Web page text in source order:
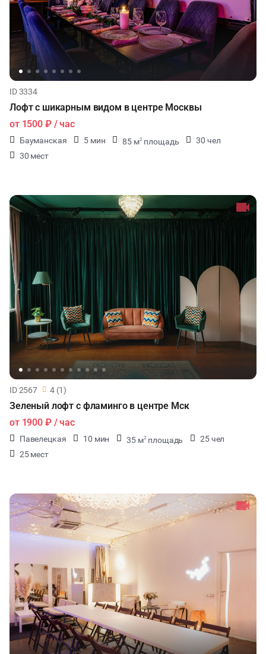
ID 3334
Лофт с шикарным видом в центре Москвы
от 1500 ₽/ час
Бауманская 5 мин 85 м2 площадь
30 чел
30 мест
ID 2567 4 (1)
Зеленый лофт с фламинго в центре Мск
от 1900 ₽/ час
Павелецкая 10 мин 35 м2 площадь
25 чел
25 мест